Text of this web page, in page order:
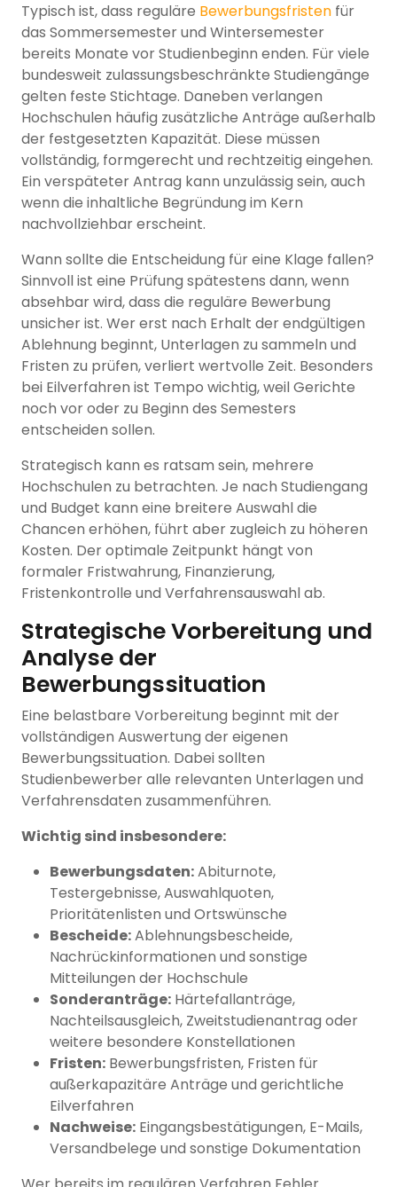
Typisch ist, dass reguläre Bewerbungsfristen für
das Sommersemester und Wintersemester
bereits Monate vor Studienbeginn enden. Für viele
bundesweit zulassungsbeschränkte Studiengänge
gelten feste Stichtage. Daneben verlangen
Hochschulen häufig zusätzliche Anträge außerhalb
der festgesetzten Kapazität. Diese müssen
vollständig, formgerecht und rechtzeitig eingehen.
Ein verspäteter Antrag kann unzulässig sein, auch
wenn die inhaltliche Begründung im Kern
nachvollziehbar erscheint.
Wann sollte die Entscheidung für eine Klage fallen?
Sinnvoll ist eine Prüfung spätestens dann, wenn
absehbar wird, dass die reguläre Bewerbung
unsicher ist. Wer erst nach Erhalt der endgültigen
Ablehnung beginnt, Unterlagen zu sammeln und
Fristen zu prüfen, verliert wertvolle Zeit. Besonders
bei Eilverfahren ist Tempo wichtig, weil Gerichte
noch vor oder zu Beginn des Semesters
entscheiden sollen.
Strategisch kann es ratsam sein, mehrere
Hochschulen zu betrachten. Je nach Studiengang
und Budget kann eine breitere Auswahl die
Chancen erhöhen, führt aber zugleich zu höheren
Kosten. Der optimale Zeitpunkt hängt von
formaler Fristwahrung, Finanzierung,
Fristenkontrolle und Verfahrensauswahl ab.
Strategische Vorbereitung und
Analyse der
Bewerbungssituation
Eine belastbare Vorbereitung beginnt mit der
vollständigen Auswertung der eigenen
Bewerbungssituation. Dabei sollten
Studienbewerber alle relevanten Unterlagen und
Verfahrensdaten zusammenführen.
Wichtig sind insbesondere:
Bewerbungsdaten:Abiturnote,
Testergebnisse, Auswahlquoten,
Prioritätenlisten und Ortswünsche
Bescheide:Ablehnungsbescheide,
Nachrückinformationen und sonstige
Mitteilungen der Hochschule
Sonderanträge: Härtefallanträge,
Nachteilsausgleich, Zweitstudienantrag oder
weitere besondere Konstellationen
Fristen: Bewerbungsfristen, Fristen für
außerkapazitäre Anträge und gerichtliche
Eilverfahren
Nachweise: Eingangsbestätigungen, E-Mails,
Versandbelege und sonstige Dokumentation